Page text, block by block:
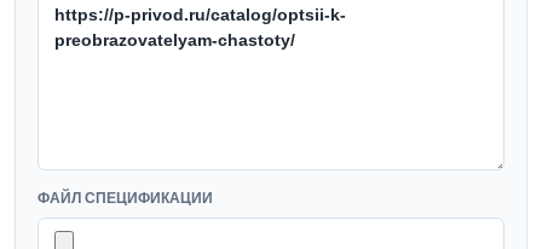
ФАЙЛ СПЕЦИФИКАЦИИ